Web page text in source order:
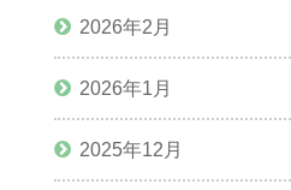
2026年2月
2026年1月
2025年12月